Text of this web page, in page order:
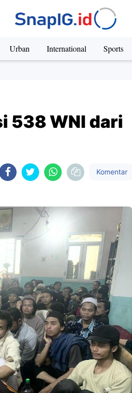
Urban International Sports
538 WNI dari
Komentar